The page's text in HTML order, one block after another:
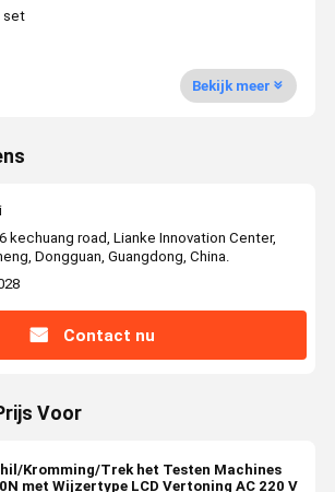
set
Bekijk meer
kechuang road, Lianke Innovation Center,
Dongguan, Guangdong, China.
Contact nu
Voor
Kromming/Trek het Testen Machines
met Wijzertype LCD Vertoning AC 220 V